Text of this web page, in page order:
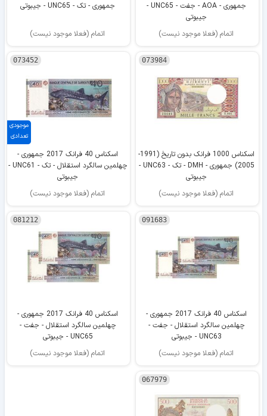
جمهوری - AOA - جفت - UNC65 -
جیبوتی
اتمام (فعلا موجود نیست)
جمهوری - تک - UNC65 - جیبوتی
اتمام (فعلا موجود نیست)
073984
اسکناس 1000 فرانک بدون تاریخ (1991-
2005) جمهوری - DMH - تک - UNC63 -
جیبوتی
اتمام (فعلا موجود نیست)
موجودی
تعدادی
073452
اسکناس 40 فرانک 2017 جمهوری -
چهلمین سالگرد استقلال - تک - UNC61 -
جیبوتی
اتمام (فعلا موجود نیست)
091683
اسکناس 40 فرانک 2017 جمهوری -
چهلمین سالگرد استقلال - جفت -
UNC63 - جیبوتی
اتمام (فعلا موجود نیست)
081212
اسکناس 40 فرانک 2017 جمهوری -
چهلمین سالگرد استقلال - جفت -
UNC65 - جیبوتی
اتمام (فعلا موجود نیست)
067979